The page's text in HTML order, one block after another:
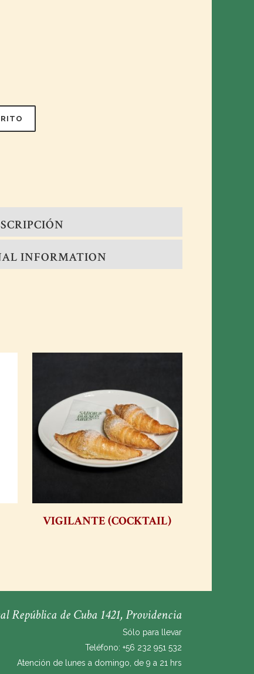
INFORMATION
VIGILANTE (COCKTAIL)
República de Cuba 1421, Providencia
Sólo para llevar
Teléfono: +56 232 951 532
Atención de lunes a domingo, de 9 a 21 hrs